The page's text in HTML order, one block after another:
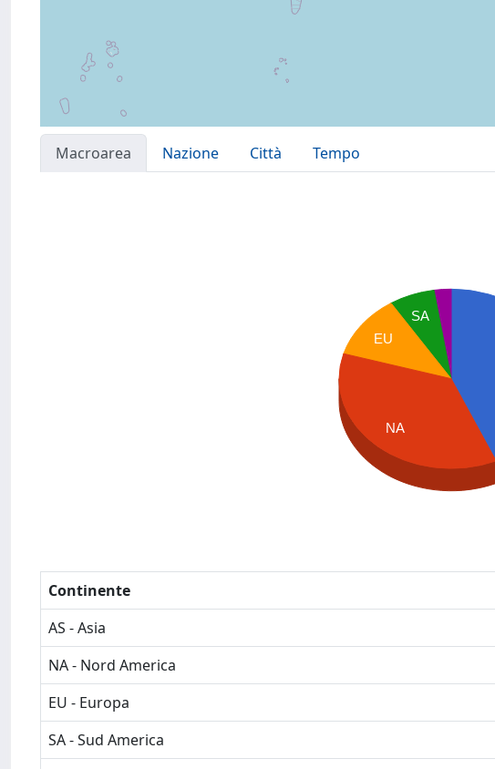
Macroarea Nazione Città
Tempo
SA
EU
NA
Continente
AS - Asia
NA - Nord America
EU - Europa
SA - Sud America